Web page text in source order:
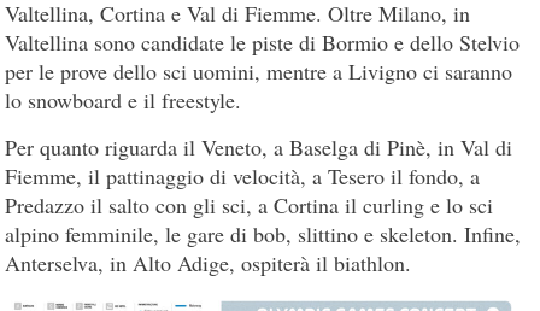
Valtellina, Cortina e Val di Fiemme. Oltre Milano, in
Valtellina sono candidate le piste di Bormio e dello Stelvio
per le prove dello sci uomini, mentre a Livigno ci saranno
lo snowboard e il freestyle.
Per quanto riguarda il Veneto, a Baselga di Pinè, in Val di
Fiemme, il pattinaggio di velocità, a Tesero il fondo, a
Predazzo il salto con gli sci, a Cortina il curling e lo sci
alpino femminile, le gare di bob, slittino e skeleton. Infine,
Anterselva, in Alto Adige, ospiterà il biathlon.